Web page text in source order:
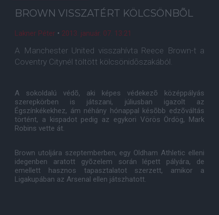
BROWN VISSZATÉRT KÖLCSÖNBÕL
Lakner Péter • 2013. január. 07. 13:21
A Manchester United visszahívta Reece Brown-t a
Coventry Citynél töltött kölcsönidõszakából.
A sokoldalú védõ, aki képes védekezõ középpályás
szerepkörben is játszani, júliusban igazolt az
Égszínkékekhez, ám néhány hónappal késõbb edzõváltás
történt, a kispadot pedig az egykori Vörös Ördög, Mark
Robins vette át.
Brown utoljára szeptemberben, egy Oldham Athletic elleni
idegenben aratott gyõzelem során lépett pályára, de
emellett hasznos tapasztalatot szerzett, amikor a
Ligakupában az Arsenal ellen játszhatott.